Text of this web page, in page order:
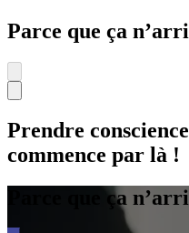
Parce que ça
Prendre
commence par là !
Parce que ça